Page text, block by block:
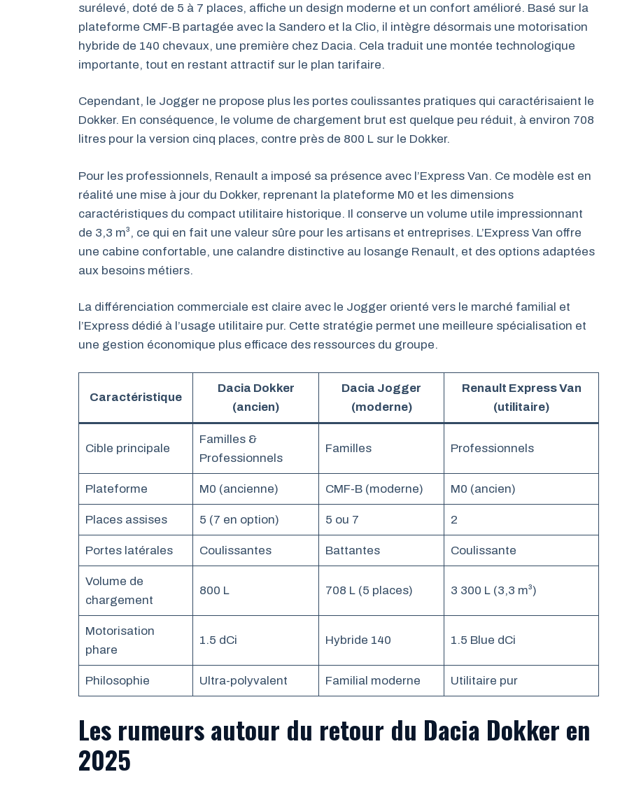
surélevé, doté de 5 à 7 places, affiche un design moderne et un confort amélioré. Basé sur la
plateforme CMF-B partagée avec la Sandero et la Clio, il intègre désormais une motorisation
hybride de 140 chevaux, une première chez Dacia. Cela traduit une montée technologique
importante, tout en restant attractif sur le plan tarifaire.
Cependant, le Jogger ne propose plus les portes coulissantes pratiques qui caractérisaient le
Dokker. En conséquence, le volume de chargement brut est quelque peu réduit, à environ 708
litres pour la version cinq places, contre près de 800 L sur le Dokker.
Pour les professionnels, Renault a imposé sa présence avec l’Express Van. Ce modèle est en
réalité une mise à jour du Dokker, reprenant la plateforme M0 et les dimensions
caractéristiques du compact utilitaire historique. Il conserve un volume utile impressionnant
de 3,3 m³, ce qui en fait une valeur sûre pour les artisans et entreprises. L’Express Van offre
une cabine confortable, une calandre distinctive au losange Renault, et des options adaptées
aux besoins métiers.
La différenciation commerciale est claire avec le Jogger orienté vers le marché familial et
l’Express dédié à l’usage utilitaire pur. Cette stratégie permet une meilleure spécialisation et
une gestion économique plus efficace des ressources du groupe.
Caractéristique
Dacia Dokker
(ancien)
Dacia Jogger
(moderne)
Renault Express Van
(utilitaire)
Cible principale
Familles &
Professionnels
Familles Professionnels
Plateforme M0 (ancienne) CMF-B (moderne) M0 (ancien)
Places assises 5 (7 en option) 5 ou 7 2
Portes latérales Coulissantes Battantes Coulissante
Volume de
chargement
800 L 708 L (5 places) 3 300 L (3,3 m³)
Motorisation
phare
1.5 dCi Hybride 140 1.5 Blue dCi
Philosophie Ultra-polyvalent Familial moderne Utilitaire pur
Les rumeurs autour du retour du Dacia Dokker en
2025